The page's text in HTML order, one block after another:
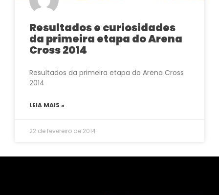
Resultados e curiosidades
da primeira etapa do Arena
Cross 2014
Resultados da primeira etapa do Arena Cross
2014
LEIA MAIS »
22 de fevereiro de 2014